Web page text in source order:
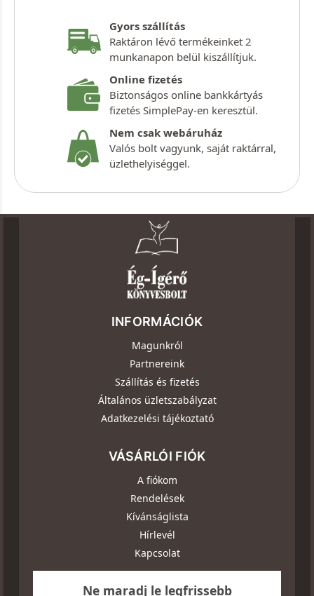
Gyors szállítás
Raktáron lévő termékeinket 2
munkanapon belül kiszállítjuk.
Online fizetés
Biztonságos online bankkártyás
fizetés SimplePay-en keresztül.
Nem csak webáruház
Valós bolt vagyunk, saját raktárral,
üzlethelyiséggel.
INFORMÁCIÓK
Magunkról
Partnereink
Szállítás és fizetés
Általános üzletszabályzat
Adatkezelési tájékoztató
VÁSÁRLÓI FIÓK
A fiókom
Rendelések
Kívánságlista
Hírlevél
Kapcsolat
Ne maradj le legfrissebb